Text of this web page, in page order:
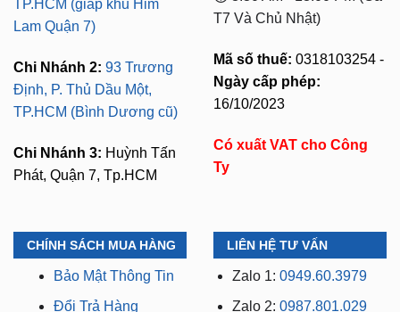
TP.HCM (giáp khu Him
Lam Quận 7)
Chi Nhánh 2: 93 Trương
Định, P. Thủ Dầu Một,
TP.HCM (Bình Dương cũ)
Chi Nhánh 3: Huỳnh Tấn
Phát, Quận 7, Tp.HCM
T7 Và Chủ Nhật)
Mã số thuế: 0318103254 -
Ngày cấp phép:
16/10/2023
Có xuất VAT cho Công
Ty
CHÍNH SÁCH MUA HÀNG
Bảo Mật Thông Tin
Đổi Trả Hàng
LIÊN HỆ TƯ VẤN
Zalo 1: 0949.60.3979
Zalo 2: 0987.801.029